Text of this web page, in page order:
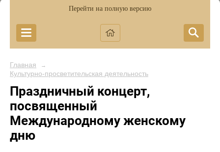
Перейти на полную версию
Главная →
Культурно-просветительская деятельность
Праздничный концерт,
посвященный
Международному женскому
дню